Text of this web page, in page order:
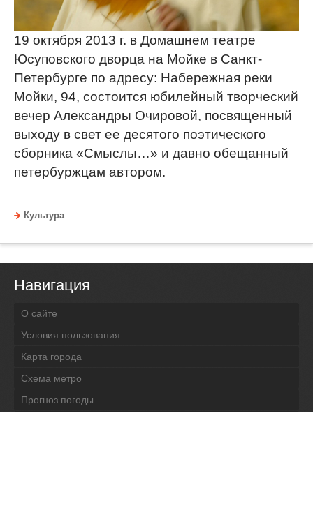
19 октября 2013 г. в Домашнем театре
Юсуповского дворца на Мойке в Санкт-
Петербурге по адресу: Набережная реки
Мойки, 94, состоится юбилейный творческий
вечер Александры Очировой, посвященный
выходу в свет ее десятого поэтического
сборника «Смыслы…» и давно обещанный
петербуржцам автором.
Культура
Навигация
О сайте
Условия пользования
Карта города
Схема метро
Прогноз погоды